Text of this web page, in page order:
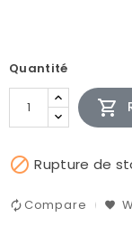
Quantité

 Rupture de
Compare